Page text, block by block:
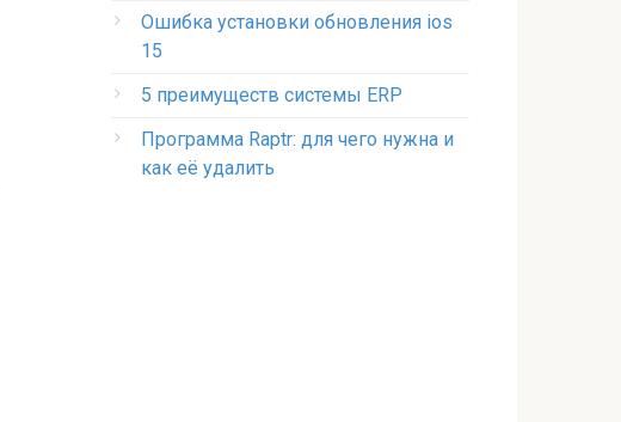
Ошибка установки обновления ios
15
5 преимуществ системы ERP
Программа Raptr: для чего нужна и
как её удалить